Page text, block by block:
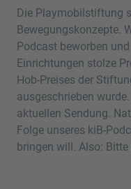
Die Playmobilstiftung
Bewegungskonzepte.
Podcast beworben
Einrichtungen stolze
Hob-Preises der
ausgeschrieben
aktuellen Sendung.
Folge unseres kiB-
bringen will. Also: